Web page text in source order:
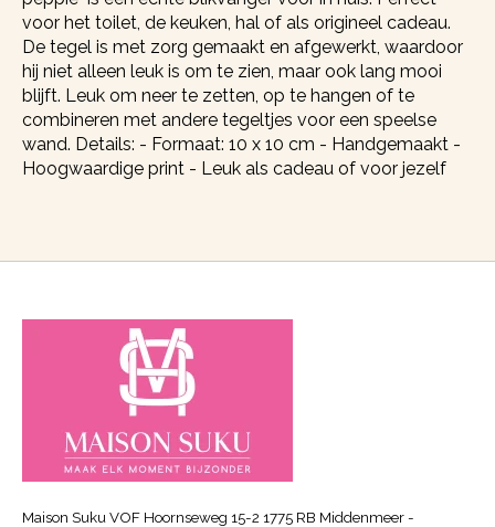
voor het toilet, de keuken, hal of als origineel cadeau.
De tegel is met zorg gemaakt en afgewerkt, waardoor
hij niet alleen leuk is om te zien, maar ook lang mooi
blijft. Leuk om neer te zetten, op te hangen of te
combineren met andere tegeltjes voor een speelse
wand. Details: - Formaat: 10 x 10 cm - Handgemaakt -
Hoogwaardige print - Leuk als cadeau of voor jezelf
Maison Suku VOF Hoornseweg 15-2 1775 RB Middenmeer -